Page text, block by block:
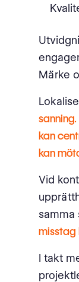
Märke
kan
kan
Vid
samma
misstag
I takt